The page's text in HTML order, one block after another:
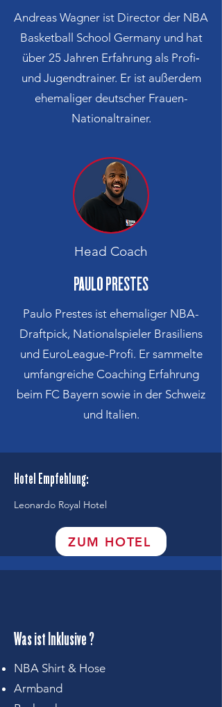
Andreas Wagner ist Director der NBA
Basketball School Germany und hat
über 25 Jahren Erfahrung als Profi‑
und Jugendtrainer. Er ist außerdem
ehemaliger deutscher Frauen-
Nationaltrainer.
Head Coach
PAULO PRESTES
Paulo Prestes ist ehemaliger NBA-
Draftpick, Nationalspieler Brasiliens
und EuroLeague-Profi. Er sammelte
umfangreiche Coaching Erfahrung
beim FC Bayern sowie in der Schweiz
und Italien.
Hotel Empfehlung:
Leonardo Royal Hotel
ZUM HOTEL
Was ist Inklusive ?
NBA Shirt & Hose
Armband